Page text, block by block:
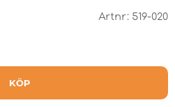
Artnr: 519-020
KÖP